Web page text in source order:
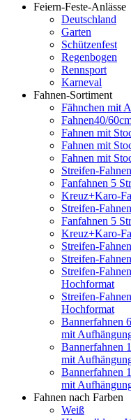
Feiern-Feste-Anlässe
Deutschland
Garten
Schützenfest
Regenbogen
Rennsport
Karneval
Fahnen-Sortiment
Fähnchen mit
Fahnen40/
Fahnen mit
Fahnen mit
Fahnen mit
Streifen-
Fanfahnen 5
Kreuz+Karo-
Streifen-
Fanfahnen 5
Kreuz+Karo-
Streifen-
Streifen-
Streifen-
Hochformat
Streifen-
Hochformat
Bannerfahnen
mit
Bannerfahnen
mit
Bannerfahnen
mit
Fahnen nach Farben
Weiß